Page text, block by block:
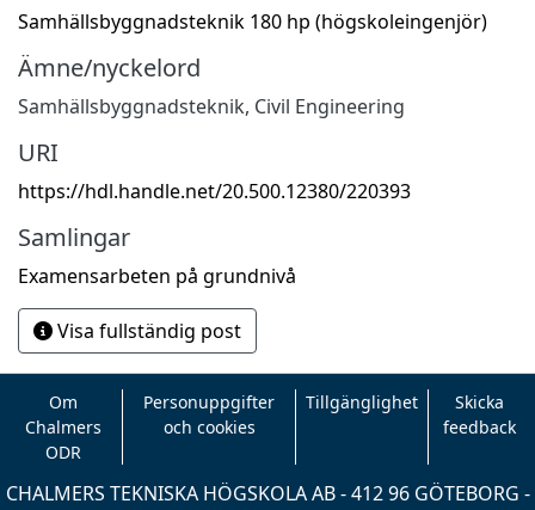
Samhällsbyggnadsteknik 180 hp (högskoleingenjör)
Ämne/nyckelord
Samhällsbyggnadsteknik, Civil Engineering
URI
https://hdl.handle.net/20.500.12380/220393
Samlingar
Examensarbeten på grundnivå
Visa fullständig post
Om
Chalmers
ODR
Personuppgifter
och cookies
Tillgänglighet
Skicka
feedback
CHALMERS TEKNISKA HÖGSKOLA AB - 412 96 GÖTEBORG -